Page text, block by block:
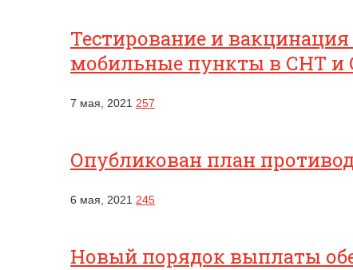
Тестирование и
мобильные пункты в СНТ и
7 мая, 2021 257
Опубликован план
6 мая, 2021 245
Новый порядок выплаты